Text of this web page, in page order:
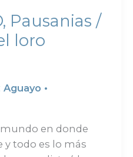
Pausanias /
loro
Aguayo •
en donde
y todo es lo más